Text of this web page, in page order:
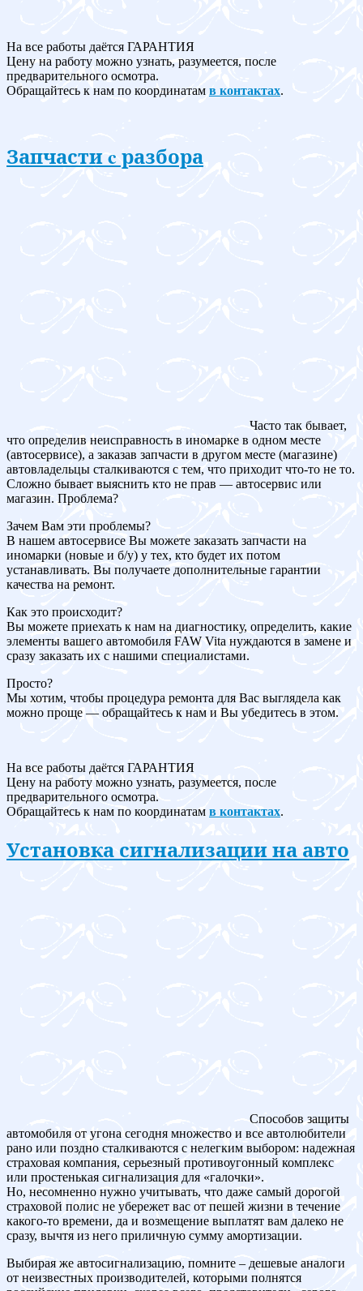
На все работы даётся ГАРАНТИЯ
Цену на работу можно узнать, разумеется, после
предварительного осмотра.
Обращайтесь к нам по координатам в контактах.
Запчасти c разбора
Часто так бывает,
что определив неисправность в иномарке в одном месте
(автосервисе), а заказав запчасти в другом месте (магазине)
автовладельцы сталкиваются с тем, что приходит что-то не то.
Сложно бывает выяснить кто не прав — автосервис или
магазин. Проблема?
Зачем Вам эти проблемы?
В нашем автосервисе Вы можете заказать запчасти на
иномарки (новые и б/у) у тех, кто будет их потом
устанавливать. Вы получаете дополнительные гарантии
качества на ремонт.
Как это происходит?
Вы можете приехать к нам на диагностику, определить, какие
элементы вашего автомобиля FAW Vita нуждаются в замене и
сразу заказать их с нашими специалистами.
Просто?
Мы хотим, чтобы процедура ремонта для Вас выглядела как
можно проще — обращайтесь к нам и Вы убедитесь в этом.
На все работы даётся ГАРАНТИЯ
Цену на работу можно узнать, разумеется, после
предварительного осмотра.
Обращайтесь к нам по координатам в контактах.
Установка сигнализации на авто
Способов защиты
автомобиля от угона сегодня множество и все автолюбители
рано или поздно сталкиваются с нелегким выбором: надежная
страховая компания, серьезный противоугонный комплекс
или простенькая сигнализация для «галочки».
Но, несомненно нужно учитывать, что даже самый дорогой
страховой полис не убережет вас от пешей жизни в течение
какого-то времени, да и возмещение выплатят вам далеко не
сразу, вычтя из него приличную сумму амортизации.
Выбирая же автосигнализацию, помните – дешевые аналоги
от неизвестных производителей, которыми полнятся